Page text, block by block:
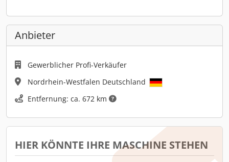
Anbieter
Gewerblicher Profi-Verkäufer
Nordrhein-Westfalen Deutschland
Entfernung: ca. 672 km
HIER KÖNNTE IHRE MASCHINE STEHEN